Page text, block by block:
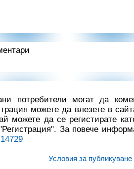
потребители могат да
можете да влезете в
можете да се регистирате
За повече
Условия за